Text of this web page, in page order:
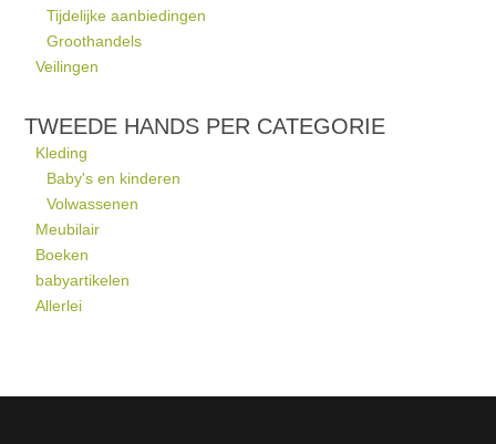
Tijdelijke aanbiedingen
Groothandels
Veilingen
TWEEDE HANDS PER CATEGORIE
Kleding
Baby's en kinderen
Volwassenen
Meubilair
Boeken
babyartikelen
Allerlei